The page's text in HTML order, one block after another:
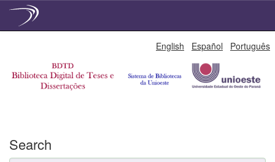
English Español Português
Search